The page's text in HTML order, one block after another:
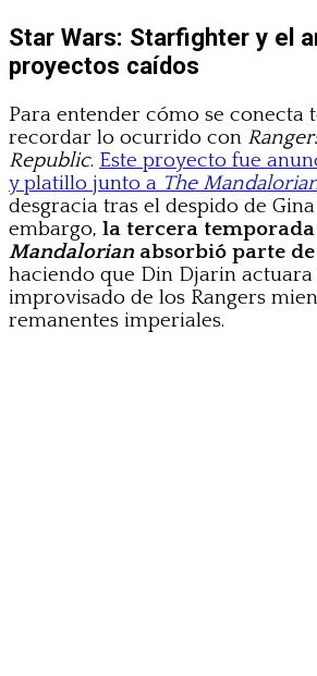
Star Wars: Starfighter y el
proyectos caídos
Para entender cómo se conecta
recordar lo ocurrido con
Republic. Este proyecto fue
y platillo junto a The
desgracia tras el despido de
embargo, la tercera temporada
Mandalorian absorbió parte
haciendo que Din Djarin
improvisado de los Rangers
remanentes imperiales.